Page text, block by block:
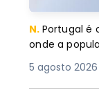
N. Portugal é
onde a
5 agosto 2026